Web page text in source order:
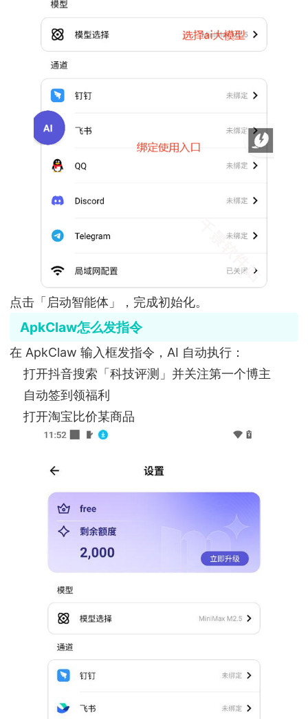
点击「启动智能体」，完成初始化。
ApkClaw怎么发指令
在 ApkClaw 输入框发指令，AI 自动执行：
打开抖音搜索「科技评测」并关注第一个博主
自动签到领福利
打开淘宝比价某商品